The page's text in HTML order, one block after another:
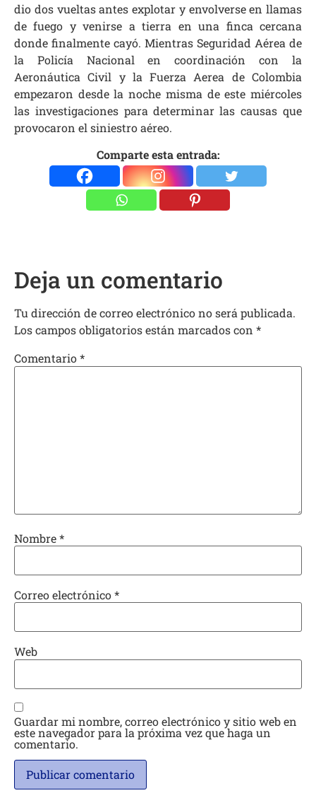
dio dos vueltas antes explotar y envolverse en llamas
de fuego y venirse a tierra en una finca cercana
donde finalmente cayó. Mientras Seguridad Aérea de
la Policía Nacional en coordinación con la
Aeronáutica Civil y la Fuerza Aerea de Colombia
empezaron desde la noche misma de este miércoles
las investigaciones para determinar las causas que
provocaron el siniestro aéreo.
Comparte esta entrada:
Deja un comentario
Tu dirección de correo electrónico no será publicada.
Los campos obligatorios están marcados con *
Comentario*
Nombre*
Correo electrónico*
Web
Guardar mi nombre, correo electrónico y sitio web en
este navegador para la próxima vez que haga un
comentario.